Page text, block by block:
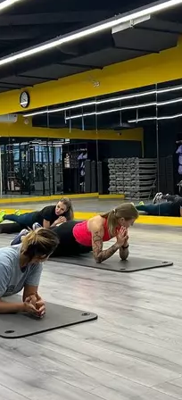
и самомассажа
мячей и других
вытяжение
и мягкое растяжение
напряжение с мышц
тренировки